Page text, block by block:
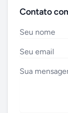
Contato